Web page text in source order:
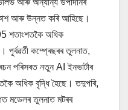
আৰু অন্যান্য উপাদানৰ
আৰু উন্নত কৰি আহিছে।
শতাংশতকৈ অধিক
কম্প্ৰেছৰৰ তুলনাত,
পৰিসৰত নতুন AI ইনভাৰ্টাৰ
অধিক বৃদ্ধি হৈছে। তদুপৰি,
মডেলৰ তুলনাত মটৰৰ